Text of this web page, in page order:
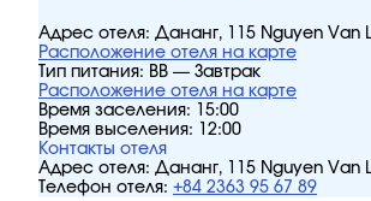
Адрес отеля: Дананг, 115 Nguyen Van
Расположение отеля на карте
Тип питания: BB — Завтрак
Расположение отеля на карте
Время заселения:
15:00
Время выселения:
12:00
Контакты отеля
Адрес отеля: Дананг, 115 Nguyen Van
Телефон отеля: +84 2363 95 67 89